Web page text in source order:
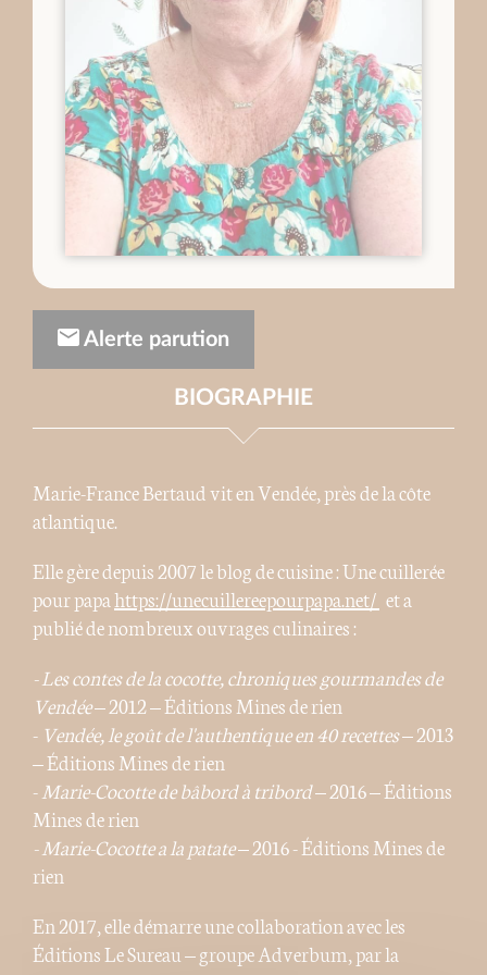
Alerte parution
BIOGRAPHIE
Marie-France Bertaud vit en Vendée, près de la côte
atlantique.
Elle gère depuis 2007 le blog de cuisine : Une cuillerée
pour papahttps://unecuillereepourpapa.net/ et a
publié de nombreux ouvrages culinaires :
- Les contes de la cocotte, chroniques gourmandes de
Vendée– 2012 – Éditions Mines de rien
- Vendée, le goût de l'authentique en 40 recettes– 2013
– Éditions Mines de rien
-Marie-Cocotte de bâbord à tribord– 2016 – Éditions
Mines de rien
- Marie-Cocotte a la patate– 2016 - Éditions Mines de
rien
En 2017, elle démarre une collaboration avec les
Éditions Le Sureau – groupe Adverbum, par la